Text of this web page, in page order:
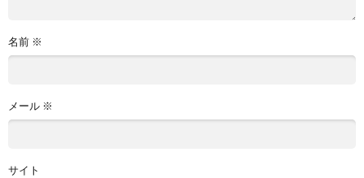
名前 ※
メール ※
サイト